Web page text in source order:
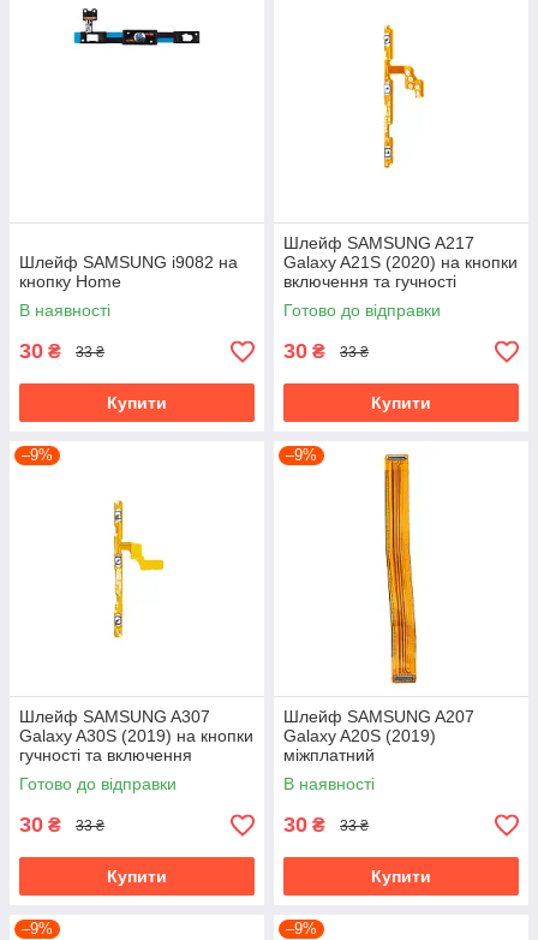
Шлейф SAMSUNG i9082 на
кнопку Home
В наявності
30 ₴ 33 ₴
Купити
Шлейф SAMSUNG A217
Galaxy A21S (2020) на кнопки
включення та гучності
Готово до відправки
30 ₴ 33 ₴
Купити
–9%
Шлейф SAMSUNG A307
Galaxy A30S (2019) на кнопки
гучності та включення
Готово до відправки
30 ₴ 33 ₴
Купити
–9%
Шлейф SAMSUNG A207
Galaxy A20S (2019)
міжплатний
В наявності
30 ₴ 33 ₴
Купити
–9% –9%